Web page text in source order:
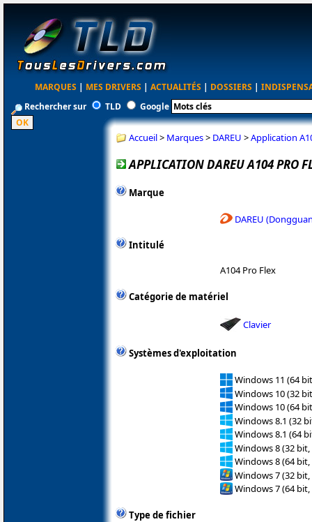
MARQUES | MES DRIVERS | ACTUALITÉS | DOSSIERS |
Rechercher sur
TLD Google
Accueil> Marques> DAREU >Application
APPLICATION DAREU A104 PRO
Marque
DAREU
Intitulé
A104 Pro Flex
Catégorie de matériel
Clavier
Systèmes d'exploitation
Windows 11 (64
Windows 10 (32
Windows 10 (64
Windows 8.1 (32
Windows 8.1 (64
Windows 8 (32 bit,
Windows 8 (64 bit,
Windows 7 (32 bit,
Windows 7 (64 bit,
Type de fichier